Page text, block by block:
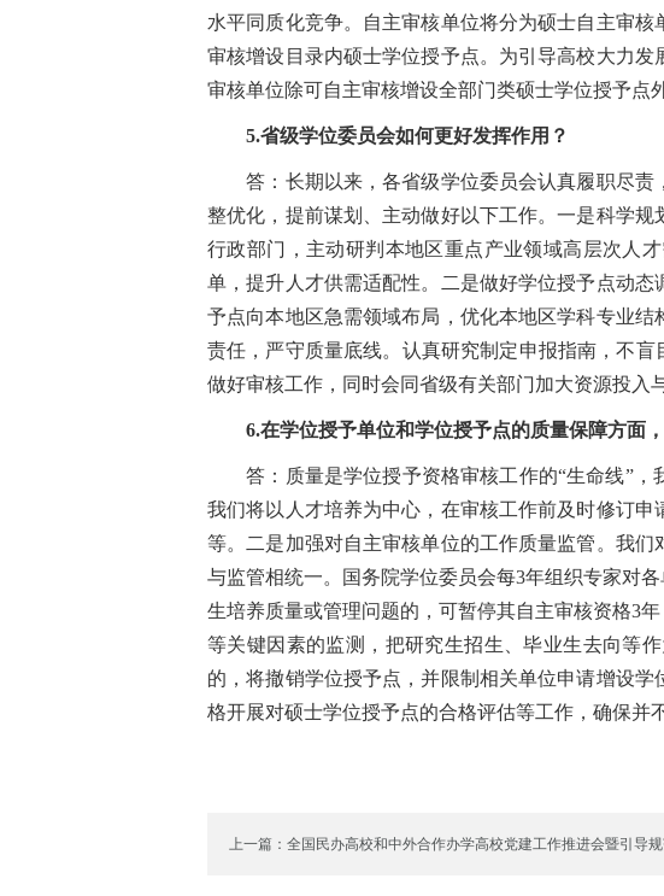
水平同质化竞争。自主审核单位将分为硕士自主审
审核增设目录内硕士学位授予点。为引导高校大力
审核单位除可自主审核增设全部门类硕士学位授予点
5.省级学位委员会如何更好发挥作用？
答：长期以来，各省级学位委员会认真履职尽责
整优化，提前谋划、主动做好以下工作。一是科学
行政部门，主动研判本地区重点产业领域高层次人
单，提升人才供需适配性。二是做好学位授予点动
予点向本地区急需领域布局，优化本地区学科专业
责任，严守质量底线。认真研究制定申报指南，不
做好审核工作，同时会同省级有关部门加大资源投入
6.在学位授予单位和学位授予点的质量保障方面
答：质量是学位授予资格审核工作的“生命线”，
我们将以人才培养为中心，在审核工作前及时修订
等。二是加强对自主审核单位的工作质量监管。我
与监管相统一。国务院学位委员会每3年组织专家对
生培养质量或管理问题的，可暂停其自主审核资格3
等关键因素的监测，把研究生招生、毕业生去向等
的，将撤销学位授予点，并限制相关单位申请增设
格开展对硕士学位授予点的合格评估等工作，确保并
上一篇：全国民办高校和中外合作办学高校党建工作推进会暨引导